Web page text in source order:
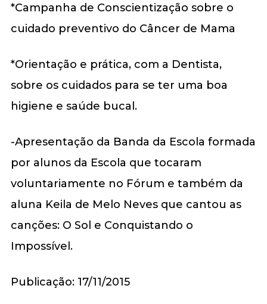
*Campanha de Conscientização sobre o
cuidado preventivo do Câncer de Mama
*Orientação e prática, com a Dentista,
sobre os cuidados para se ter uma boa
higiene e saúde bucal.
-Apresentação da Banda da Escola formada
por alunos da Escola que tocaram
voluntariamente no Fórum e também da
aluna Keila de Melo Neves que cantou as
canções: O Sol e Conquistando o
Impossível.
Publicação: 17/11/2015